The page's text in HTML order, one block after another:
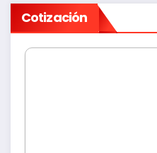
Cotización